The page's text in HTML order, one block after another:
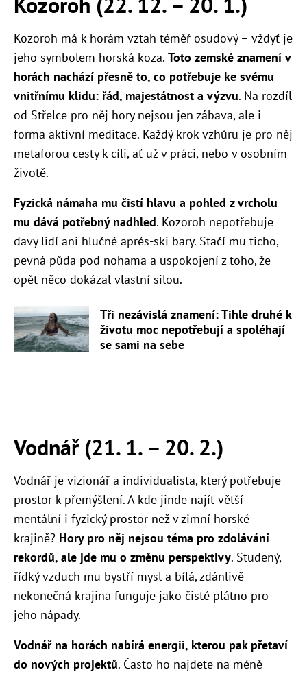
Kozoroh má k horám vztah téměř osudový – vždyť je
jeho symbolem horská koza. Toto zemské znamení v
horách nachází přesně to, co potřebuje ke svému
vnitřnímu klidu: řád, majestátnost a výzvu. Na rozdíl
od Střelce pro něj hory nejsou jen zábava, ale i
forma aktivní meditace. Každý krok vzhůru je pro něj
metaforou cesty k cíli, ať už v práci, nebo v osobním
životě.
Fyzická námaha mu čistí hlavu a pohled z vrcholu
mu dává potřebný nadhled. Kozoroh nepotřebuje
davy lidí ani hlučné aprés-ski bary. Stačí mu ticho,
pevná půda pod nohama a uspokojení z toho, že
opět něco dokázal vlastní silou.
Tři nezávislá znamení: Tihle druhé k
životu moc nepotřebují a spoléhají
se sami na sebe
Vodnář (21. 1. – 20. 2.)
Vodnář je vizionář a individualista, který potřebuje
prostor k přemýšlení. A kde jinde najít větší
mentální i fyzický prostor než v zimní horské
krajině? Hory pro něj nejsou téma pro zdolávání
rekordů, ale jde mu o změnu perspektivy. Studený,
řídký vzduch mu bystří mysl a bílá, zdánlivě
nekonečná krajina funguje jako čisté plátno pro
jeho nápady.
Vodnář na horách nabírá energii, kterou pak přetaví
do nových projektů. Často ho najdete na méně